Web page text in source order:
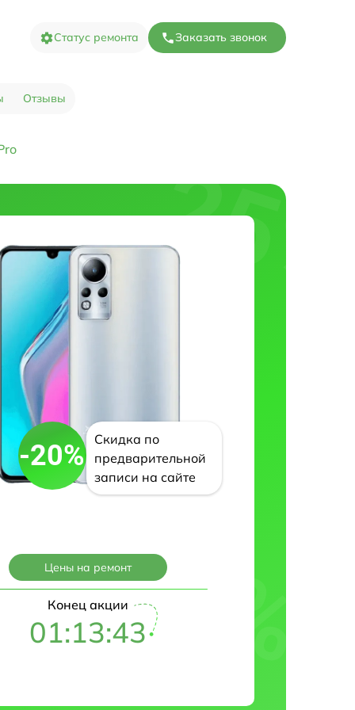
Статус ремонта Заказать звонок
Отзывы
-20%
Скидка по
предварительной
записи на сайте
Цены на ремонт
Конец акции
01:13:42